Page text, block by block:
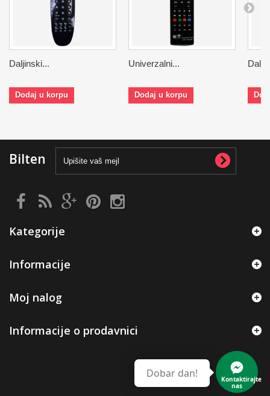
Daljinski...
Dodaj u korpu
Univerzalni...
Dodaj u korpu
Bilten
Kategorije
Informacije
Moj nalog
Informacije o prodavnici
Kontaktirajte
nas
Dobar dan!